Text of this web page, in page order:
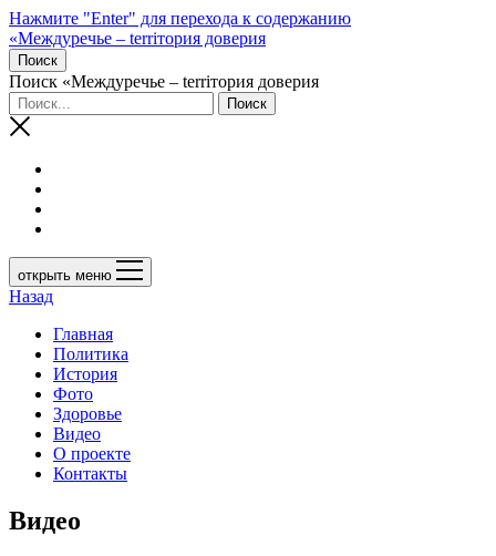
Нажмите "Enter" для перехода к содержанию
«Междуречье – terriтория доверия
Поиск
Поиск «Междуречье – terriтория доверия
открыть меню
Назад
Главная
Политика
История
Фото
Здоровье
Видео
О проекте
Контакты
Видео